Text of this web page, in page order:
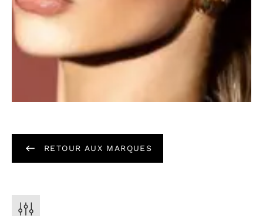
RETOUR AUX MARQUES